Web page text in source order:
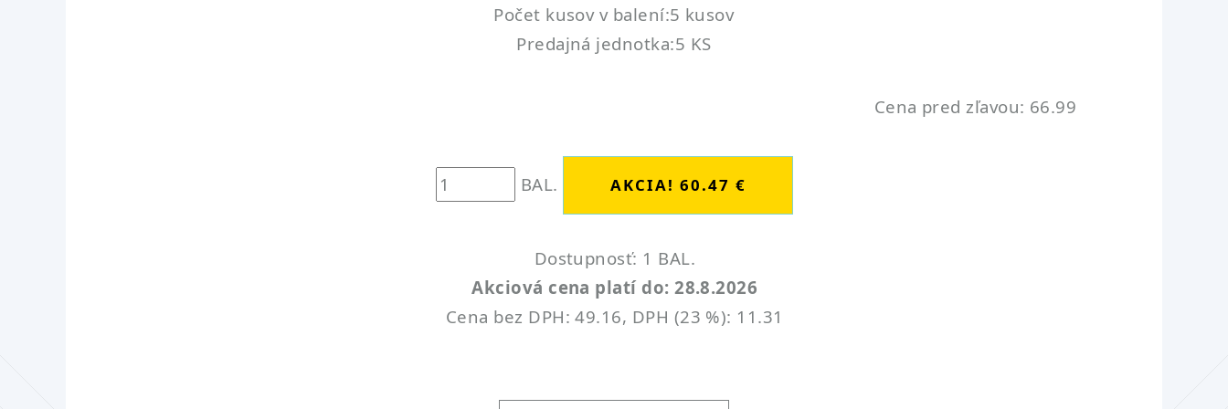
Počet kusov v balení:5 kusov
Predajná jednotka:5 KS
Cena pred zľavou: 66.99
BAL.
Dostupnosť: 1 BAL.
Akciová cena platí do: 28.8.2026
Cena bez DPH: 49.16, DPH (23 %): 11.31